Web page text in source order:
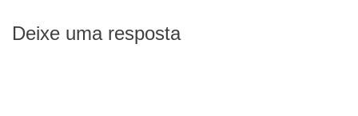
Deixe uma resposta